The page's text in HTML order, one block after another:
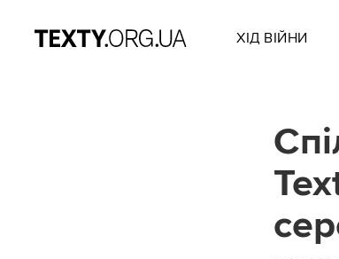
ХІД ВІЙНИ